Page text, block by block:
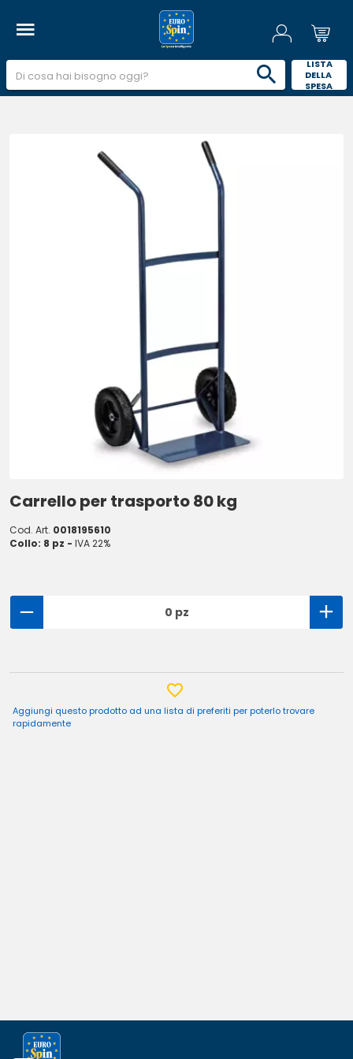
LISTA
DELLA
SPESA
Carrello per trasporto 80 kg
Cod. Art. 0018195610
Collo: 8 pz - IVA 22%
0 pz
Aggiungi questo prodotto ad una lista di preferiti per poterlo trovare
rapidamente